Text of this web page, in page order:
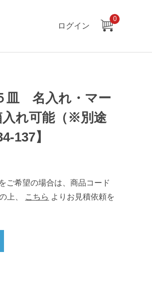
ログイン
0
皿 名入れ・マー
れ可能（※別途
137】
ご希望の場合は、商品コード
上、
こちら よりお見積依頼を